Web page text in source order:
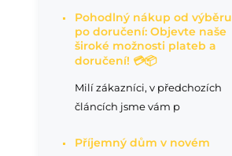
Pohodlný nákup od výběru
po doručení: Objevte naše
široké možnosti plateb a
doručení! 💳📦
Milí zákazníci, v předchozích
článcích jsme vám p
Příjemný dům v novém